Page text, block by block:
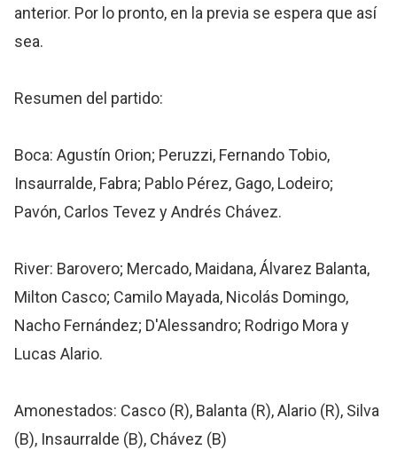
anterior. Por lo pronto, en la previa se espera que así
sea.
Resumen del partido:
Boca: Agustín Orion; Peruzzi, Fernando Tobio,
Insaurralde, Fabra; Pablo Pérez, Gago, Lodeiro;
Pavón, Carlos Tevez y Andrés Chávez.
River: Barovero; Mercado, Maidana, Álvarez Balanta,
Milton Casco; Camilo Mayada, Nicolás Domingo,
Nacho Fernández; D'Alessandro; Rodrigo Mora y
Lucas Alario.
Amonestados: Casco (R), Balanta (R), Alario (R), Silva
(B), Insaurralde (B), Chávez (B)